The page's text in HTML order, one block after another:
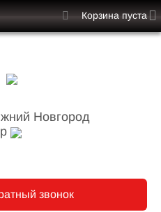
Новгород
звонок
Корзина пуста